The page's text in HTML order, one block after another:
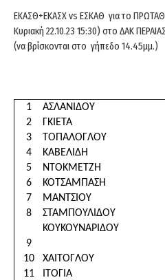
ΕΚΑΣΘ+ΕΚΑΣΧ vs ΕΣΚΑΘ για το
Κυριακή 22.10.23 15:30) στο ΔΑΚ
(να βρίσκονται στο γήπεδο 14.45μμ.)
1 ΑΣΛΑΝΙΔΟΥ
2
ΓΚΙΕΤΑ
3
ΤΟΠΑΛΟΓΛΟΥ
4
ΚΑΒΕΛΙΔΗ
5
ΝΤΟΚΜΕΤΖΗ
6
ΚΟΤΣΑΜΠΑΣΗ
7
ΜΑΝΤΣΙΟΥ
8
ΣΤΑΜΠΟΥΛΙΔΟΥ
9
ΚΟΥΚΟΥΝΑΡΙΔΟΥ
10
ΧΑΙΤΟΓΛΟΥ
11
ΙΤΟΓΙΑ